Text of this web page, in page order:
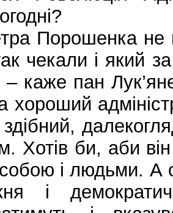
Порошенка не
чекали і який
каже пан
хороший
Хотів би, аби
і людьми. А
і